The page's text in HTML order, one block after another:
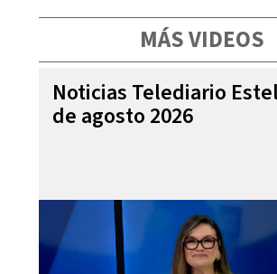
MÁS VIDEOS
Noticias Telediario
de agosto 2026